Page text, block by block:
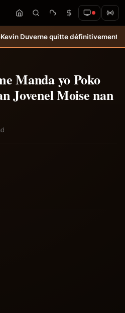
quitte définitivement le FC
Manda yo Poko
Jovenel Moise nan